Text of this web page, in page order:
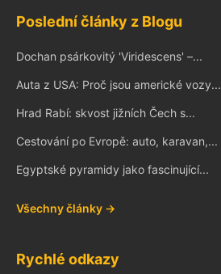
Poslední články z Blogu
Dochan psárkovitý 'Viridescens' –...
Auta z USA: Proč jsou americké vozy...
Hrad Rabí: skvost jižních Čech s...
Cestování po Evropě: auto, karavan,...
Egyptské pyramidy jako fascinující...
Všechny články →
Rychlé odkazy